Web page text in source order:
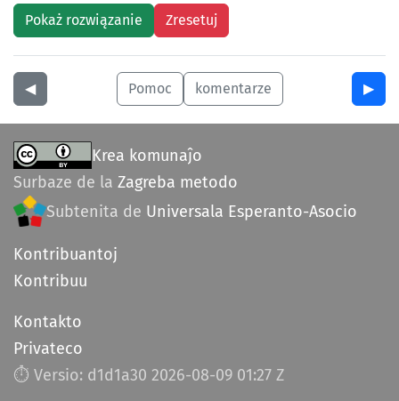
◀︎ Pomoc komentarze ▶︎
Krea komunaĵo
Surbaze de la Zagreba metodo
Subtenita de Universala Esperanto-Asocio
Kontribuantoj
Kontribuu
Kontakto
Privateco
⏱︎ Versio: d1d1a30 2026-08-09 01:27 Z